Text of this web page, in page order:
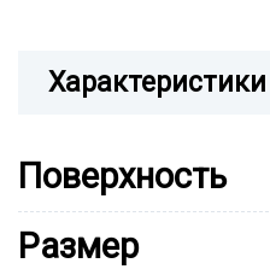
Характеристики
Поверхность
Размер